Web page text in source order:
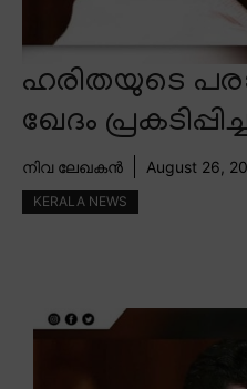
ഹരിതയുടെ
ഖേദം
നിവ ലേഖകൻ August 26,
KERALA NEWS